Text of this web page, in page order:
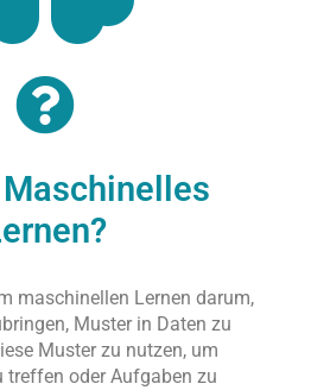
maschinellen Lernen darum,
Muster in Daten zu
Muster zu nutzen, um
treffen oder Aufgaben zu